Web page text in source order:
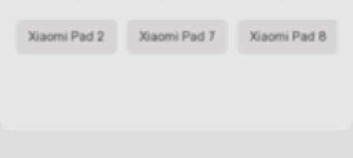
Xiaomi Pad 2 Xiaomi Pad 7 Xiaomi Pad 8